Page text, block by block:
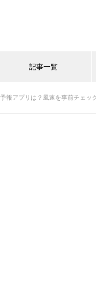
記事一覧
報アプリは？風速を事前チェッ